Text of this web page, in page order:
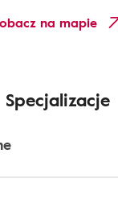
na mapie
Specjalizacje